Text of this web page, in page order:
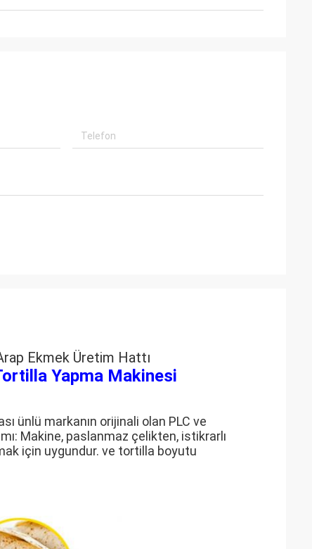
Ekmek Üretim Hattı
Yapma Makinesi
ünlü markanın orijinali olan PLC ve
Makine, paslanmaz çelikten, istikrarlı
için uygundur. ve tortilla boyutu